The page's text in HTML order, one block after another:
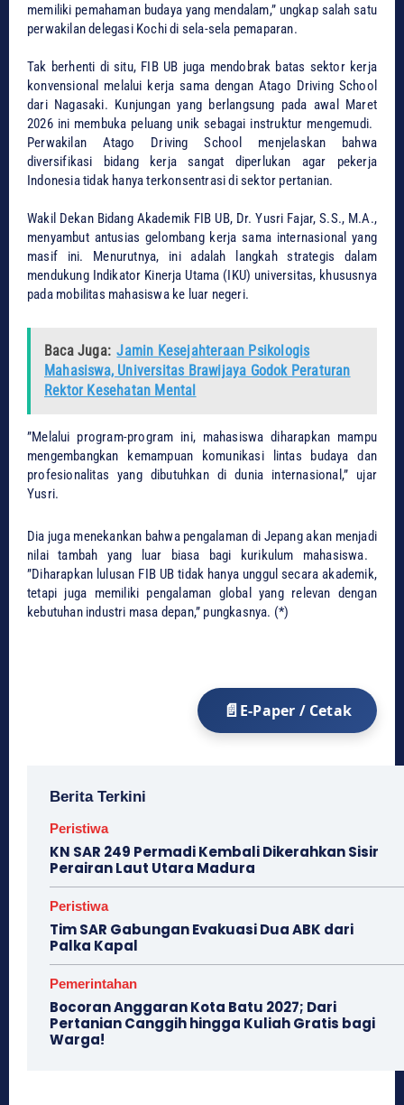
memiliki pemahaman budaya yang mendalam,” ungkap salah satu
perwakilan delegasi Kochi di sela-sela pemaparan.
​Tak berhenti di situ, FIB UB juga mendobrak batas sektor kerja
konvensional melalui kerja sama dengan Atago Driving School
dari Nagasaki. Kunjungan yang berlangsung pada awal Maret
2026 ini membuka peluang unik sebagai instruktur mengemudi. ​
Perwakilan Atago Driving School menjelaskan bahwa
diversifikasi bidang kerja sangat diperlukan agar pekerja
Indonesia tidak hanya terkonsentrasi di sektor pertanian.
​Wakil Dekan Bidang Akademik FIB UB, Dr. Yusri Fajar, S.S., M.A.,
menyambut antusias gelombang kerja sama internasional yang
masif ini. Menurutnya, ini adalah langkah strategis dalam
mendukung Indikator Kinerja Utama (IKU) universitas, khususnya
pada mobilitas mahasiswa ke luar negeri.
Baca Juga: Jamin Kesejahteraan Psikologis
Mahasiswa, Universitas Brawijaya Godok Peraturan
Rektor Kesehatan Mental
​”Melalui program-program ini, mahasiswa diharapkan mampu
mengembangkan kemampuan komunikasi lintas budaya dan
profesionalitas yang dibutuhkan di dunia internasional,” ujar
Yusri.
​Dia juga menekankan bahwa pengalaman di Jepang akan menjadi
nilai tambah yang luar biasa bagi kurikulum mahasiswa. ​
”Diharapkan lulusan FIB UB tidak hanya unggul secara akademik,
tetapi juga memiliki pengalaman global yang relevan dengan
kebutuhan industri masa depan,” pungkasnya. (*)
E-Paper / Cetak
Berita Terkini
Peristiwa
KN SAR 249 Permadi Kembali Dikerahkan Sisir
Perairan Laut Utara Madura
Peristiwa
Tim SAR Gabungan Evakuasi Dua ABK dari
Palka Kapal
Pemerintahan
Bocoran Anggaran Kota Batu 2027; Dari
Pertanian Canggih hingga Kuliah Gratis bagi
Warga!